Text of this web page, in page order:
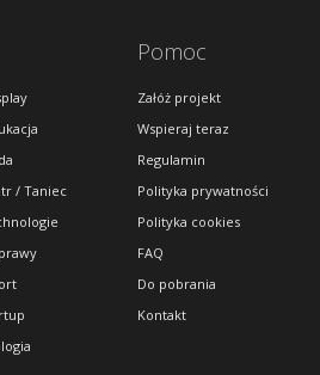
/ Taniec
Pomoc
Załóż projekt
Wspieraj teraz
Regulamin
Polityka prywatności
Polityka cookies
FAQ
Do pobrania
Kontakt